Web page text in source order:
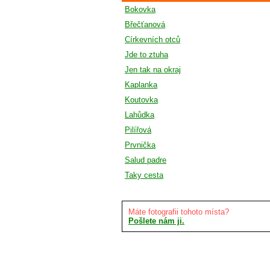
Bokovka
Břečťanová
Církevních otců
Jde to ztuha
Jen tak na okraj
Kaplanka
Koutovka
Lahůdka
Pilířová
Prvnička
Salud padre
Taky cesta
Máte fotografii tohoto místa?
Pošlete nám ji.